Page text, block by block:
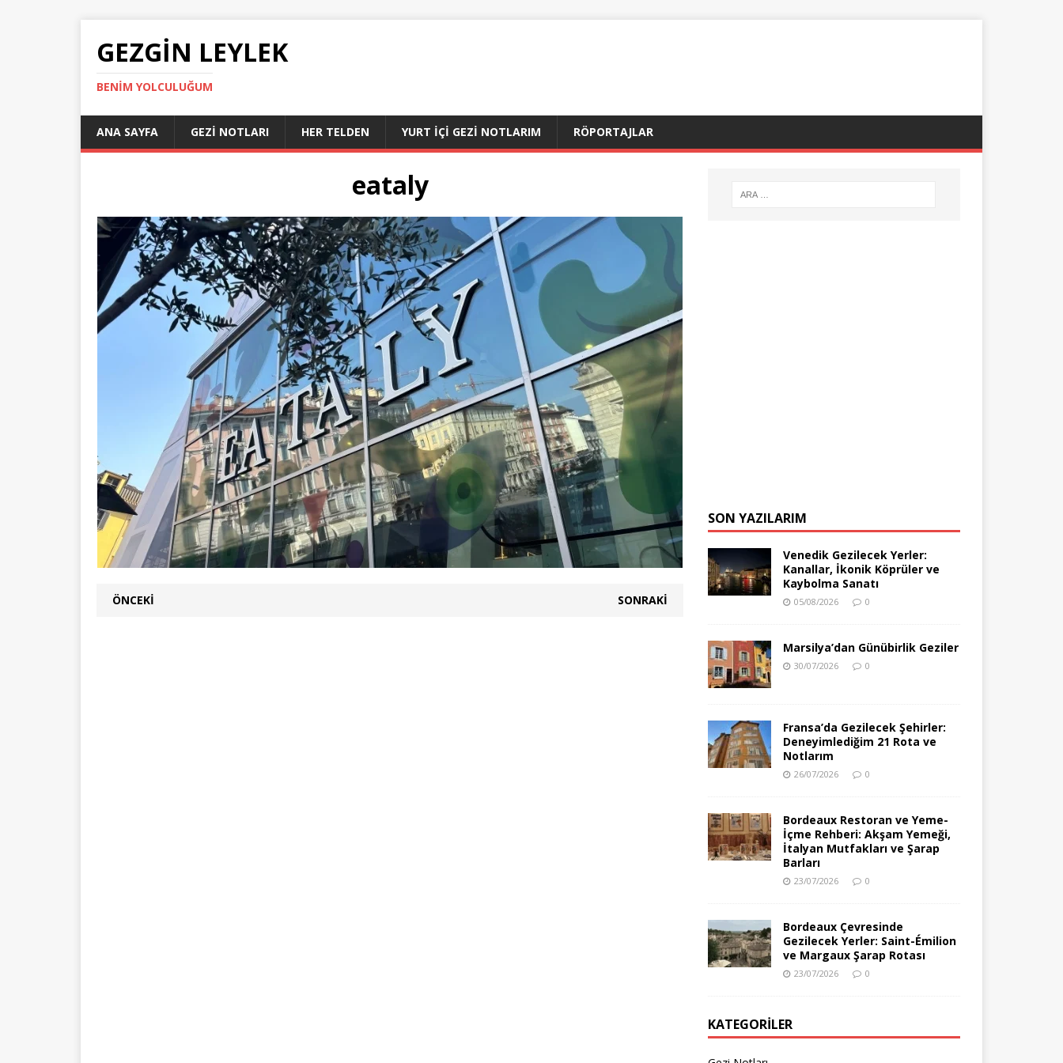
GEZGIN LEYLEK
BENIM YOLCULUĞUM
ANA SAYFA GEZI NOTLARI HER TELDEN YURT İÇI GEZI NOTLARIM RÖPORTAJLAR
eataly
ÖNCEKI SONRAKI
SON YAZILARIM
Venedik Gezilecek Yerler:
Kanallar, İkonik Köprüler ve
Kaybolma Sanatı
05/08/2026 0
Marsilya’dan Günübirlik Geziler
30/07/2026 0
Fransa’da Gezilecek Şehirler:
Deneyimlediğim 21 Rota ve
Notlarım
26/07/2026 0
Bordeaux Restoran ve Yeme-
İçme Rehberi: Akşam Yemeği,
İtalyan Mutfakları ve Şarap
Barları
23/07/2026 0
Bordeaux Çevresinde
Gezilecek Yerler: Saint-Émilion
ve Margaux Şarap Rotası
23/07/2026 0
KATEGORILER